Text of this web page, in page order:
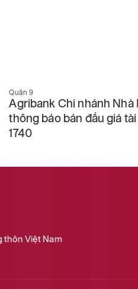
Quận 9
Agribank Chi nhánh Nhà
thông báo bán đấu giá
1740
thôn Việt Nam